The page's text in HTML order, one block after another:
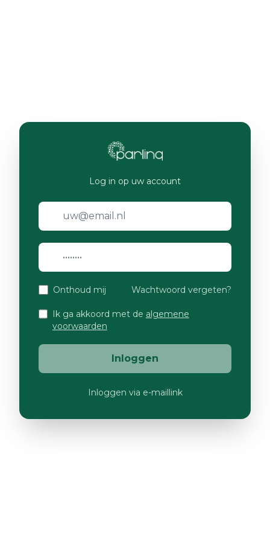
Log in op uw account
Onthoud mij Wachtwoord vergeten?
Ik ga akkoord met de algemene
voorwaarden
Inloggen
Inloggen via e-maillink